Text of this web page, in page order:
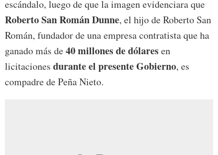
escándalo, luego de que la imagen evidenciara que
Roberto San Román Dunne, el hijo de Roberto San
Román, fundador de una empresa contratista que ha
ganado más de40 millones de dólaresen
licitaciones durante el presente Gobierno, es
compadre de Peña Nieto.